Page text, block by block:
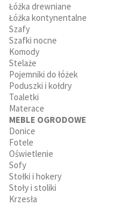
Łóżka drewniane
Łóżka kontynentalne
Szafy
Szafki nocne
Komody
Stelaże
Pojemniki do łóżek
Poduszki i kołdry
Toaletki
Materace
MEBLE OGRODOWE
Donice
Fotele
Oświetlenie
Sofy
Stołki i hokery
Stoły i stoliki
Krzesła